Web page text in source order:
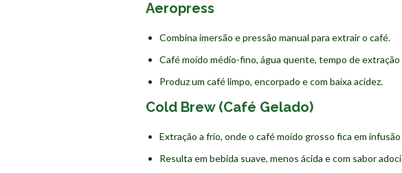
Aeropress
Combina imersão e pressão manual para extrair o café.
Café moído médio-fino, água quente, tempo de extração
Produz um café limpo, encorpado e com baixa acidez.
Cold Brew (Café Gelado)
Extração a frio, onde o café moído grosso fica em
Resulta em bebida suave, menos ácida e com sabor